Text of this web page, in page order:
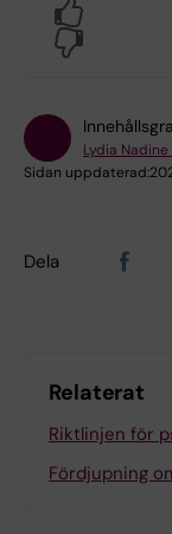
Lydia Nadine
Sidan uppdaterad:
Dela
Relaterat
Riktlinjen för
Fördjupning